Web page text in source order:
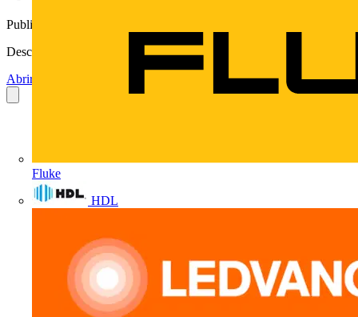
Fluke
HDL
Publicado: 15 de fevereiro de 2013
Descarregue aqui
Abrir o PDF